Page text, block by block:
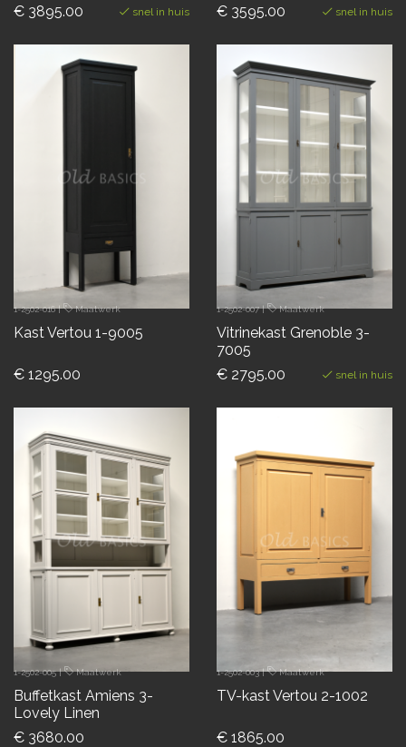
€ 3895.00 snel in huis € 3595.00 snel in huis
1-2502-016| Maatwerk
Kast Vertou 1-9005
€ 1295.00
1-2502-007| Maatwerk
Vitrinekast Grenoble 3-
7005
€ 2795.00
snel in huis
1-2502-005| Maatwerk
Buffetkast Amiens 3-
Lovely Linen
€ 3680.00
1-2502-003| Maatwerk
TV-kast Vertou 2-1002
€ 1865.00